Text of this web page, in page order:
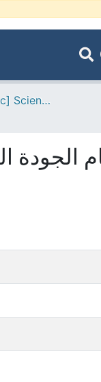
- [ VRPG-Doc-Sc] Sciences économiques --- علوم إقتصادية